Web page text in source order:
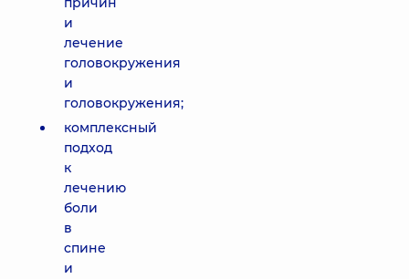
и
лечение
головокружения
и
головокружения;
комплексный
подход
к
лечению
боли
в
спине
и